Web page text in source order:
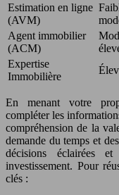
Estimation en ligne
(AVM)
Agent immobilier
(ACM)
Expertise
Immobilière
En menant votre
compléter les
compréhension de la
demande du temps et
décisions éclairées
investissement. Pour
clés :